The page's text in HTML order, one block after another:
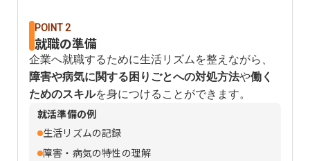
POINT 2
就職の準備
企業へ就職するために生活リズムを整えながら、
障害や病気に関する困りごとへの対処方法や働く
ためのスキルを身につけることができます。
就活準備の例
生活リズムの記録
障害・病気の特性の理解